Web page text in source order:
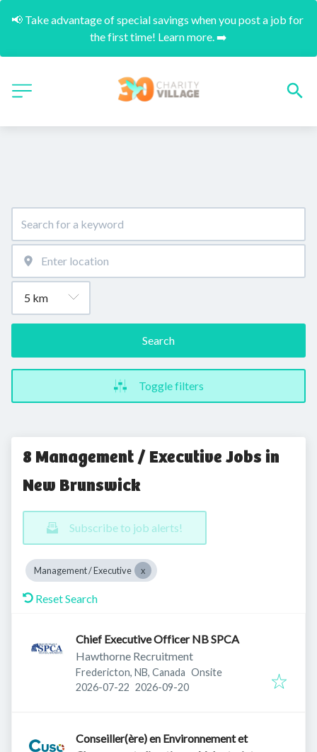
📢 Take advantage of special savings when you post a job for
the first time! Learn more. ➡️
Search
Toggle filters
8 Management / Executive Jobs in
New Brunswick
Subscribe to job alerts!
Management / Executive
Reset Search
Chief Executive Officer NB SPCA
Hawthorne Recruitment
Fredericton, NB, Canada Onsite
Published:
2026-07-22 Expires:
2026-09-20
Conseiller(ère) en Environnement et